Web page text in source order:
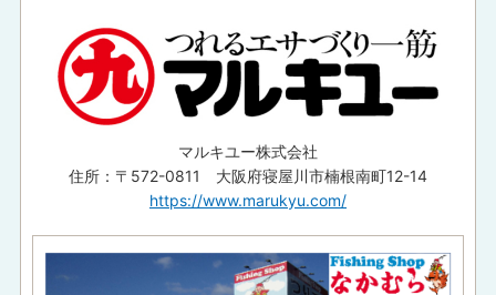
マルキユー株式会社
住所：〒572-0811 大阪府寝屋川市楠根南町12-14
https://www.marukyu.com/